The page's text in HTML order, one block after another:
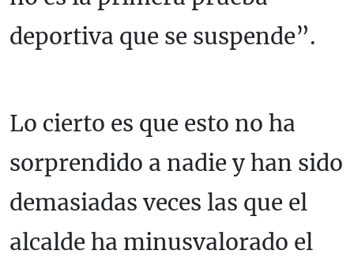
deportiva que se suspende”.
Lo cierto es que esto no ha
sorprendido a nadie y han sido
demasiadas veces las que el
alcalde ha minusvalorado el